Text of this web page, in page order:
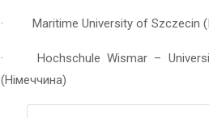
· Maritime University of Szczecin
· Hochschule Wismar –
(Німеччина)